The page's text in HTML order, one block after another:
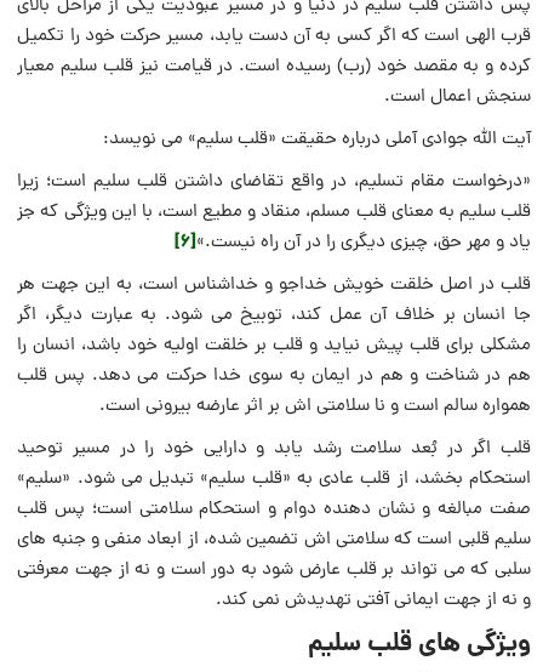
پس داشتن قلب سلیم در دنیا و در مسیر عبودیت یکی از مراحل بالای
قرب الهی است که اگر کسی به آن دست یابد، مسیر حرکت خود را تکمیل
کرده و به مقصد خود (رب) رسیده است. در قیامت نیز قلب سلیم معیار
سنجش اعمال است.
آیت الله جوادی آملی درباره حقیقت «قلب سلیم» می نویسد:
«درخواست مقام تسلیم، در واقع تقاضای داشتن قلب سلیم است؛ زیرا
قلب سلیم به معنای قلب مسلم، منقاد و مطیع است، با این ویژگی که جز
یاد و مهر حق، چیزی دیگری را در آن راه نیست.»[6]
قلب در اصل خلقت خویش خداجو و خداشناس است، به این جهت هر
جا انسان بر خلاف آن عمل کند، توبیخ می شود. به عبارت دیگر، اگر
مشکلی برای قلب پیش نیاید و قلب بر خلقت اولیه خود باشد، انسان را
هم در شناخت و هم در ایمان به سوی خدا حرکت می دهد. پس قلب
همواره سالم است و نا سلامتی اش بر اثر عارضه بیرونی است.
قلب اگر در بُعد سلامت رشد یابد و دارایی خود را در مسیر توحید
استحکام بخشد، از قلب عادی به «قلب سلیم» تبدیل می شود. «سلیم»
صفت مبالغه و نشان دهنده دوام و استحکام سلامتی است؛ پس قلب
سلیم قلبی است که سلامتی اش تضمین شده، از ابعاد منفی و جنبه های
سلبی که می تواند بر قلب عارض شود به دور است و نه از جهت معرفتی
و نه از جهت ایمانی آفتی تهدیدش نمی کند.
ویژگی های قلب سلیم